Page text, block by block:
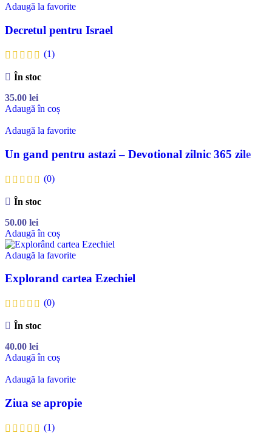
Adaugă la favorite
Decretul pentru Israel
(1)
În stoc
35.00 lei
Adaugă în coș
Adaugă la favorite
Un gand pentru astazi – Devotional zilnic 365 zile
(0)
În stoc
50.00 lei
Adaugă în coș
Adaugă la favorite
Explorand cartea Ezechiel
(0)
În stoc
40.00 lei
Adaugă în coș
Adaugă la favorite
Ziua se apropie
(1)